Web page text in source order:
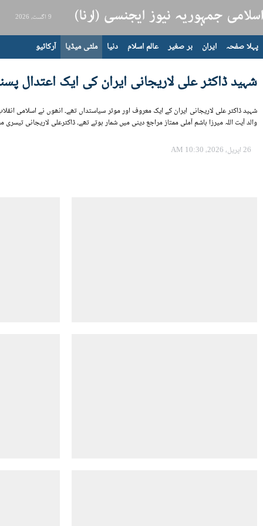
9 اگست، 2026
پہلا صفحہ ایران بر صغیر عالم اسلام دنیا ملٹی میڈیا آرکائیو
شہید ڈاکٹر علی لاریجانی ایران کی ایک
والد آیت اللہ میرزا ہاشم آملی ممتاز مراجع دینی میں شمار ہوتے تھے۔ ڈاکٹرعلی لاریجانی
26 اپریل، 2026، 10:30 AM